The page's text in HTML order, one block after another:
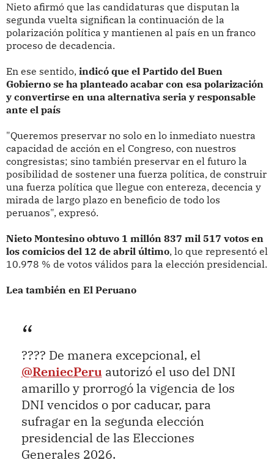
Nieto afirmó que las candidaturas que disputan la
segunda vuelta significan la continuación de la
polarización política y mantienen al país en un franco
proceso de decadencia.
En ese sentido, indicó que el Partido del Buen
Gobierno se ha planteado acabar con esa polarización
y convertirse en una alternativa seria y responsable
ante el país
"Queremos preservar no solo en lo inmediato nuestra
capacidad de acción en el Congreso, con nuestros
congresistas; sino también preservar en el futuro la
posibilidad de sostener una fuerza política, de construir
una fuerza política que llegue con entereza, decencia y
mirada de largo plazo en beneficio de todo los
peruanos", expresó.
Nieto Montesino obtuvo 1 millón 837 mil 517 votos en
los comicios del 12 de abril último, lo que representó el
10.978 % de votos válidos para la elección presidencial.
Lea también en El Peruano
???? De manera excepcional, el
@ReniecPeruautorizó el uso del DNI
amarillo y prorrogó la vigencia de los
DNI vencidos o por caducar, para
sufragar en la segunda elección
presidencial de las Elecciones
Generales 2026.